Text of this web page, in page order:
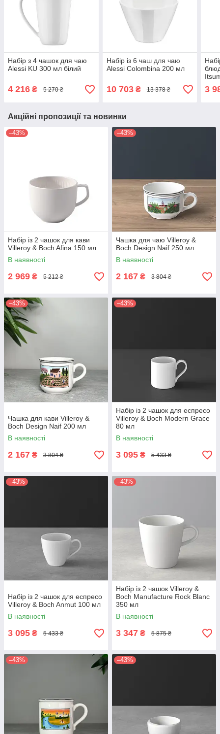
Набір з 4 чашок для чаю
Alessi KU 300 мл білий
4 216 ₴ 5 270 ₴
Набір із 6 чаш для чаю
Alessi Colombina 200 мл
10 703₴ 13 378 ₴ 3
Акційні пропозиції та новинки
–43%
Набір із 2 чашок для кави
Villeroy & Boch Afina 150 мл
В наявності
2 969 ₴ 5 212 ₴
–43%
Чашка для чаю Villeroy &
Boch Design Naif 250 мл
В наявності
2 167 ₴ 3 804 ₴
–43%
Чашка для кави Villeroy &
Boch Design Naif 200 мл
В наявності
2 167 ₴ 3 804 ₴
–43%
Набір із 2 чашок для еспресо
Villeroy & Boch Modern Grace
80 мл
В наявності
3 095 ₴ 5 433 ₴
–43%
Набір із 2 чашок для еспресо
Villeroy & Boch Anmut 100 мл
В наявності
3 095 ₴ 5 433 ₴
–43%
Набір із 2 чашок Villeroy &
Boch Manufacture Rock Blanc
350 мл
В наявності
3 347 ₴ 5 875 ₴
–43% –43%